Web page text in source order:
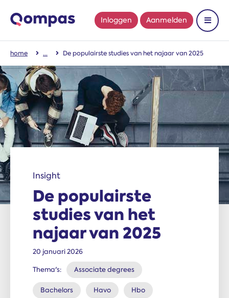
Inloggen Aanmelden
Toon
home De populairste studies van het najaar van 2025
Insight
De populairste
studies van het
najaar van 2025
20 januari 2026
Thema's: Associate degrees
Bachelors Havo Hbo